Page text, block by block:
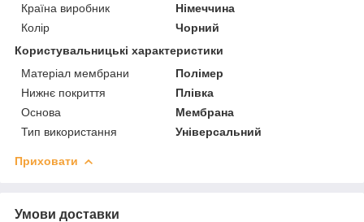
Країна виробник
Німеччина
Колір
Чорний
Користувальницькі характеристики
Матеріал мембрани
Полімер
Нижнє покриття
Плівка
Основа
Мембрана
Тип використання
Універсальний
Приховати
Умови доставки